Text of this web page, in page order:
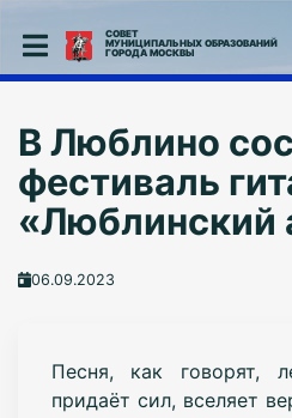
СОВЕТ
МУНИЦИПАЛЬНЫХ ОБРАЗОВАНИЙ
ГОРОДА МОСКВЫ
В Люблино
фестиваль
«Люблинский
06.09.2023
Песня, как говорят,
придаёт сил, вселяет